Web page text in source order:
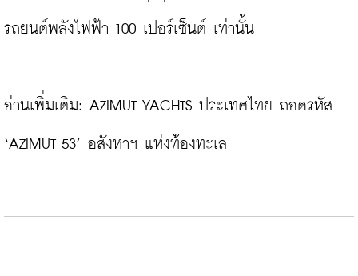
รถยนต์พลังไฟฟ้า 100 เปอร์เซ็นต์ เท่านั้น
อ่านเพิ่มเติม: AZIMUT YACHTS ประเทศไทย ถอดรหัส
‘AZIMUT 53’ อสังหาฯ แห่งท้องทะเล